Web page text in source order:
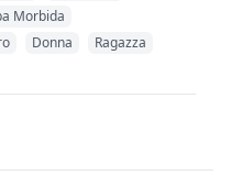
Morbida
Donna
Ragazza